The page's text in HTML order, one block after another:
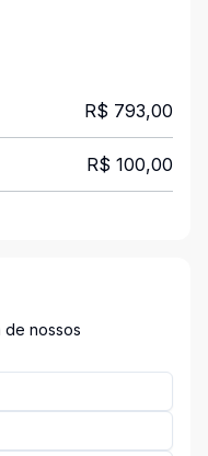
R$ 793,00
R$ 100,00
de nossos